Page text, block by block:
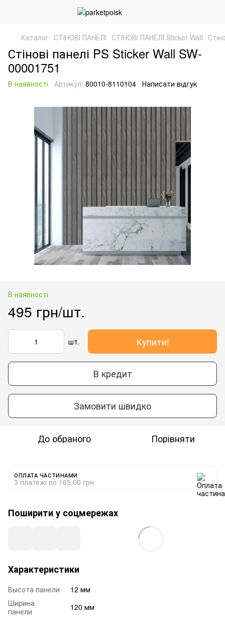
Каталог СТІНОВІ ПАНЕЛІ СТІНОВІ ПАНЕЛІ Sticker Wall
Стінові панелі PS Sticker Wall SW-
00001751
В наявності Артикул: 80010-8110104 Написати відгук
В наявності
495 грн/шт.
шт. Купити!
В кредит
Замовити швидко
До обраного Порівняти
ОПЛАТА ЧАСТИНАМИ
3 платежі по 165.00 грн
Поширити у соцмережах
Характеристики
Высота панели
12 мм
Ширина
панели
120 мм